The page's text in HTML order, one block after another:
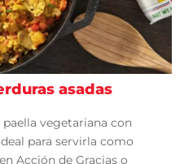
asadas
vegetariana con
para servirla como
Acción de Gracias o